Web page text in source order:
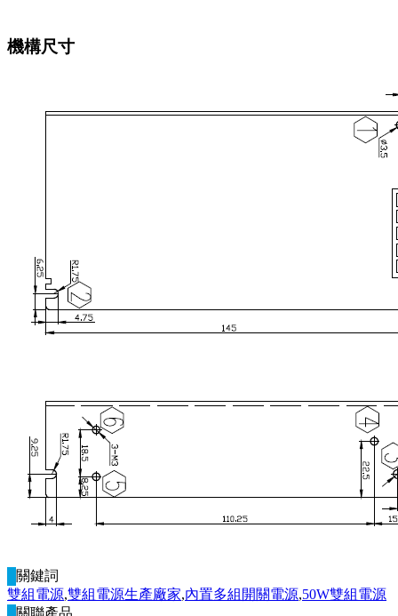
機構尺寸
關鍵詞
雙組電源,雙組電源生產廠家,內置多組開關電源,50W雙組電源
關聯產品